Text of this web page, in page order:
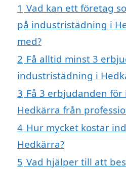
1 Vad kan ett företag
på industristädning i
med?
2 Få alltid minst 3
industristädning i
3 Få 3 erbjudanden
Hedkärra från
4 Hur mycket kostar
Hedkärra?
5 Vad hjälper till att